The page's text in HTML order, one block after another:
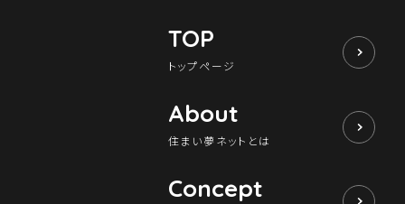
TOP
トップページ
About
住まい夢ネットとは
Concept